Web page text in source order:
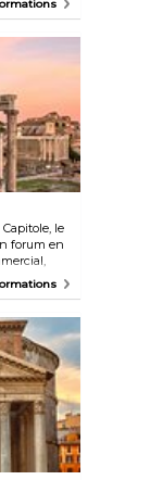
au
a choisi la
les
un
sur la
le
forum en
Tout
tels
et offre un